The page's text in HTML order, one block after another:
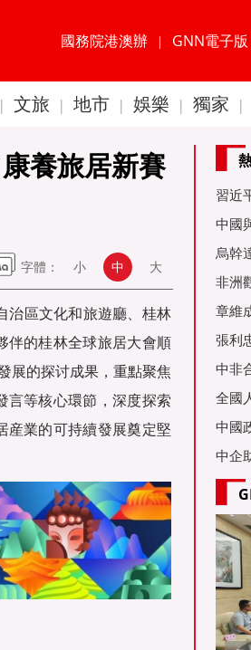
國務院港澳辦 | GNN電子版
| 文旅 | 地市 | 娛樂 | 獨家 |
養旅居新賽
字體： 小 中 大
治區文化和旅遊廳、桂林
伴的桂林全球旅居大會順
展的探讨成果，重點聚焦
言等核心環節，深度探索
産業的可持續發展奠定堅
習近
60周
中國
金達
烏幹
事務
非洲
是棋
章維
張利
烏友
中非
全國
亞舉
中國
中企